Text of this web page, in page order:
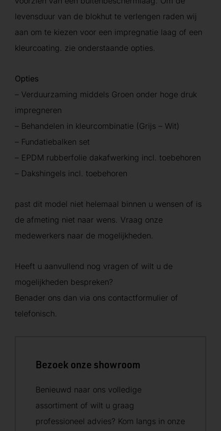
levensduur van de blokhut te verlengen raden wij
aan om te kiezen voor een impregnatie laag of een
kleurcoating. zie onderstaande opties.
Opties
– Verduurzaming middels Groen onder hoge druk
impregneren
– Behandelen in kleurcombinatie (Grijs – Wit)
– Fundatiebalken set
– EPDM rubberfolie dakafwerking incl. toebehoren
– Dakshingels incl. toebehoren
past dit model niet helemaal binnen u wensen of is
de afmeting niet naar wens. Vraag onze
medewerkers naar de mogelijkheden.
Heeft u aanvullend nog vragen of wilt u de
mogelijkheden bespreken?
Benader ons dan via ons contactformulier of
telefonisch.
Bezoek onze showroom
Benieuwd naar ons volledige
assortiment of wilt u graag
professioneel advies? Kom langs in onze